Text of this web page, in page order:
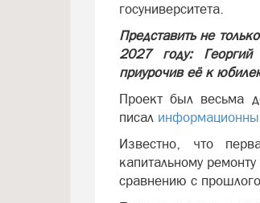
госуниверситета.
Представить не
2027 году:
приурочив её к
Проект был весьма
писал
Известно, что
капитальному
сравнению с